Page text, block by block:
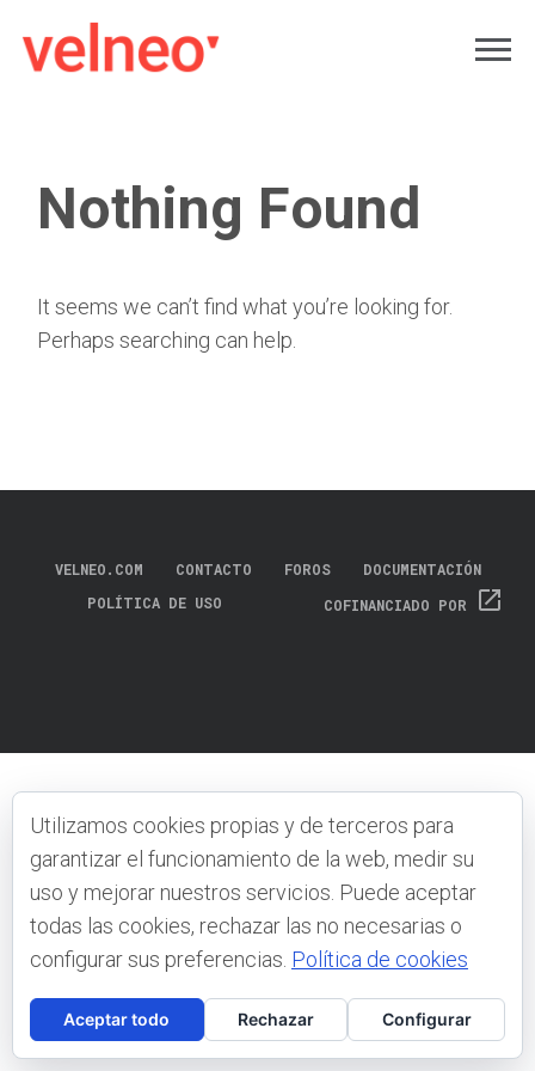
Nothing Found
It seems we can’t find what you’re looking for.
Perhaps searching can help.
VELNEO.COM CONTACTO FOROS
DOCUMENTACIÓN
POLÍTICA DE USO
COFINANCIADO POR open_in_new
Utilizamos cookies propias y de terceros para
garantizar el funcionamiento de la web, medir su
uso y mejorar nuestros servicios. Puede aceptar
todas las cookies, rechazar las no necesarias o
configurar sus preferencias. Política de cookies
Aceptar todo Rechazar Configurar